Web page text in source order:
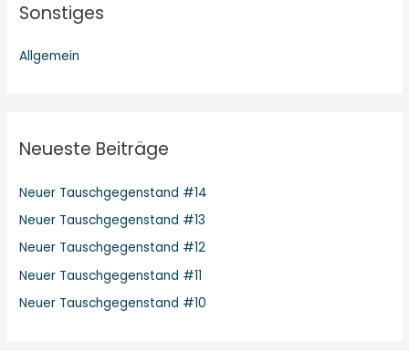
Sonstiges
Allgemein
Neueste Beiträge
Neuer Tauschgegenstand #14
Neuer Tauschgegenstand #13
Neuer Tauschgegenstand #12
Neuer Tauschgegenstand #11
Neuer Tauschgegenstand #10